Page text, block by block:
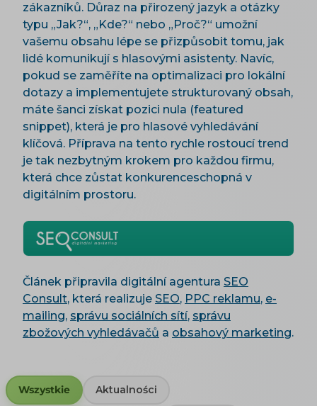
zákazníků. Důraz na přirozený jazyk a otázky
typu „Jak?“, „Kde?“ nebo „Proč?“ umožní
vašemu obsahu lépe se přizpůsobit tomu, jak
lidé komunikují s hlasovými asistenty. Navíc,
pokud se zaměříte na optimalizaci pro lokální
dotazy a implementujete strukturovaný obsah,
máte šanci získat pozici nula (featured
snippet), která je pro hlasové vyhledávání
klíčová. Příprava na tento rychle rostoucí trend
je tak nezbytným krokem pro každou firmu,
která chce zůstat konkurenceschopná v
digitálním prostoru.
Článek připravila digitální agentura SEO
Consult, která realizuje SEO, PPC reklamu, e-
mailing, správu sociálních sítí, správu
zbožových vyhledávačů a obsahový marketing.
Wszystkie Aktualności